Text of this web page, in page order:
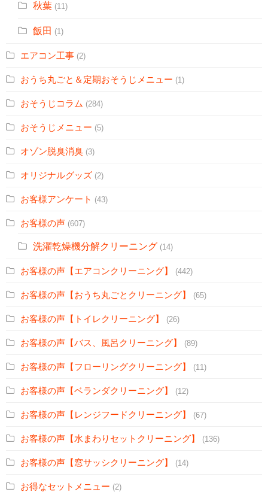
秋葉 (11)
飯田 (1)
エアコン工事 (2)
おうち丸ごと＆定期おそうじメニュー (1)
おそうじコラム (284)
おそうじメニュー (5)
オゾン脱臭消臭 (3)
オリジナルグッズ (2)
お客様アンケート (43)
お客様の声 (607)
洗濯乾燥機分解クリーニング (14)
お客様の声【エアコンクリーニング】 (442)
お客様の声【おうち丸ごとクリーニング】 (65)
お客様の声【トイレクリーニング】 (26)
お客様の声【バス、風呂クリーニング】 (89)
お客様の声【フローリングクリーニング】 (11)
お客様の声【ベランダクリーニング】 (12)
お客様の声【レンジフードクリーニング】 (67)
お客様の声【水まわりセットクリーニング】 (136)
お客様の声【窓サッシクリーニング】 (14)
お得なセットメニュー (2)